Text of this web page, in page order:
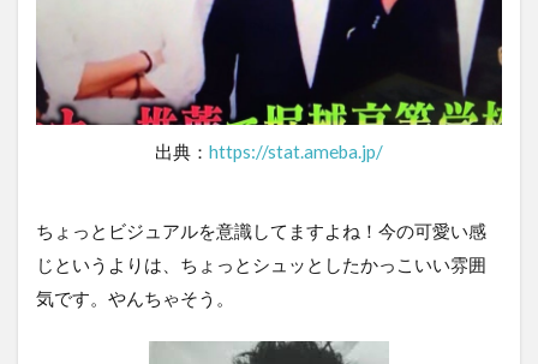
出典： https://stat.ameba.jp/
ちょっとビジュアルを意識してますよね！今の可愛い感
じというよりは、ちょっとシュッとしたかっこいい雰囲
気です。やんちゃそう。